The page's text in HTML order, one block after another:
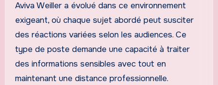
Aviva Weiller a évolué dans ce environnement
exigeant, où chaque sujet abordé peut susciter
des réactions variées selon les audiences. Ce
type de poste demande une capacité à traiter
des informations sensibles avec tout en
maintenant une distance professionnelle.